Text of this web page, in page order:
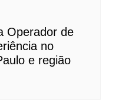
Operador de
no
e região